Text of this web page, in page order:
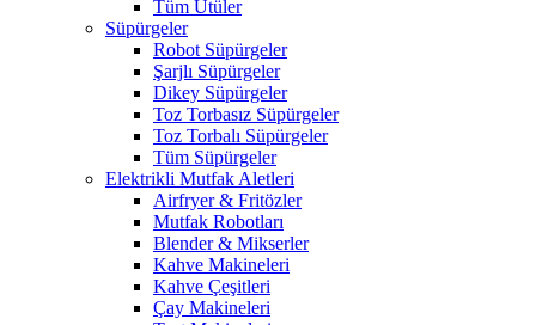
Tüm Ütüler
Süpürgeler
Robot Süpürgeler
Şarjlı Süpürgeler
Dikey Süpürgeler
Toz Torbasız Süpürgeler
Toz Torbalı Süpürgeler
Tüm Süpürgeler
Elektrikli Mutfak Aletleri
Airfryer & Fritözler
Mutfak Robotları
Blender & Mikserler
Kahve Makineleri
Kahve Çeşitleri
Çay Makineleri